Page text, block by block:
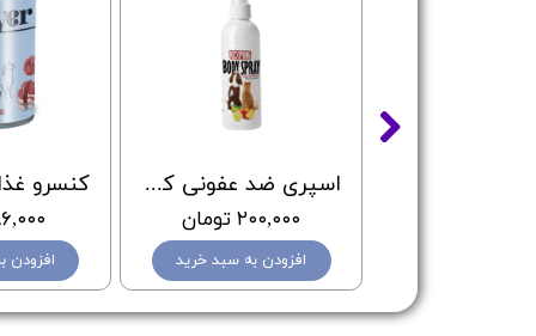
۸۶,۰۰۰
افزودن
اسپری ضد عفونی کننده بدن سگ و گربه رد اسپرینگ با رایحه هلو و لیمو - Redspring Cat & Dog Body Spray Peach & Lemon Flavour - حجم 150 میلی لیتر
۲۰۰,۰۰۰ تومان
افزودن به سبد خرید